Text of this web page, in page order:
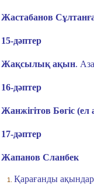
Жастабанов
15-дәптер
Жақсылық ақын.
16-дәптер
Жанжігітов Бөгіс
17-дәптер
Жапанов Сланбек
Қарағанды